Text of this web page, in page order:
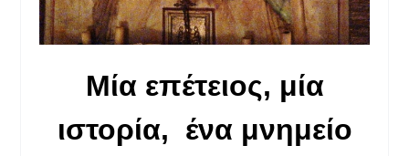
Μία επέτειος, μία
ιστορία, ένα μνημείο